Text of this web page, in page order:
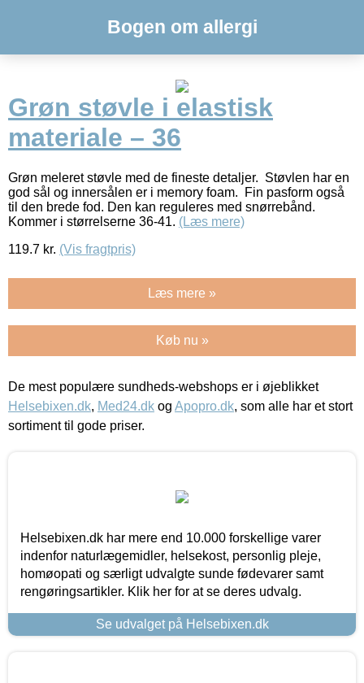
Bogen om allergi
Grøn støvle i elastisk
materiale – 36
Grøn meleret støvle med de fineste detaljer. Støvlen har en
god sål og innersålen er i memory foam. Fin pasform også
til den brede fod. Den kan reguleres med snørrebånd.
Kommer i størrelserne 36-41. (Læs mere)
119.7 kr. (Vis fragtpris)
Læs mere »
Køb nu »
De mest populære sundheds-webshops er i øjeblikket
Helsebixen.dk, Med24.dk og Apopro.dk, som alle har et stort
sortiment til gode priser.
Helsebixen.dk har mere end 10.000 forskellige varer
indenfor naturlægemidler, helsekost, personlig pleje,
homøopati og særligt udvalgte sunde fødevarer samt
rengøringsartikler. Klik her for at se deres udvalg.
Se udvalget på Helsebixen.dk